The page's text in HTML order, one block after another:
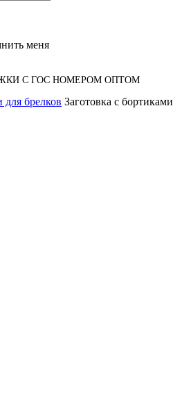
меня
С ГОС НОМЕРОМ ОПТОМ
для брелков Заготовка с бортиками